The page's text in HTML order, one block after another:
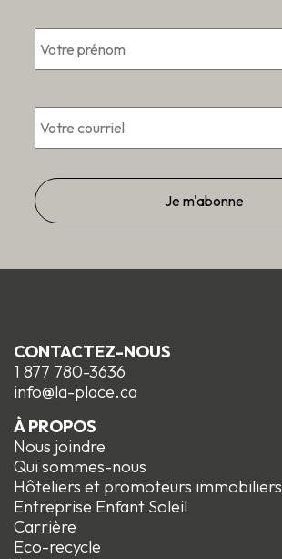
*
Courriel *
CONTACTEZ-NOUS
1 877 780-3636
info@la-place.ca
À PROPOS
Nous joindre
Qui sommes-nous
Hôteliers et promoteurs immobiliers
Entreprise Enfant Soleil
Carrière
Eco-recycle